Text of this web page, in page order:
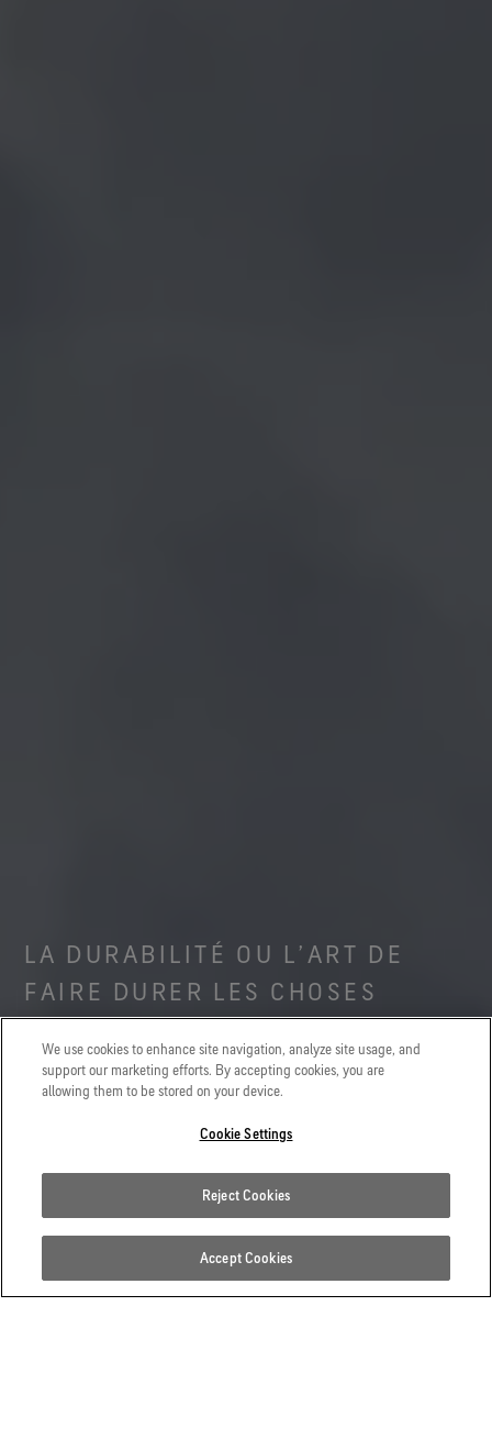
LA DURABILITÉ OU L’ART DE
FAIRE DURER LES CHOSES
majeur pour le secteur outdoor et comment elle
influence les marques dans leur manière d'aborder
conception de leurs produits. Notre livre blanc est
désormais disponible.
TÉLÉCHARGER MAINTENANT
We use cookies to enhance site navigation, analyze site usage, and
support our marketing efforts. By accepting cookies, you are
allowing them to be stored on your device.
Cookie Settings
Reject Cookies
Accept Cookies